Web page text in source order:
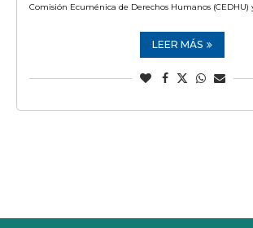
Comisión Ecuménica de Derechos Humanos (CEDHU)
LEER MÁS